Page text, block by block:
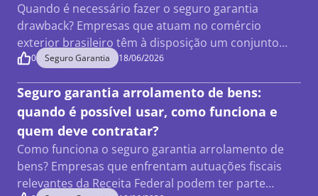
Quando é necessário fazer o seguro garantia
drawback? Empresas que atuam no comércio
exterior brasileiro têm à disposição um conjunto…
0 Seguro Garantia 18/06/2026
Seguro garantia arrolamento de bens:
quando é possível usar, como funciona e
quem deve contratar?
Como funciona o seguro garantia arrolamento de
bens? Empresas que enfrentam autuações fiscais
relevantes da Receita Federal podem ter parte…